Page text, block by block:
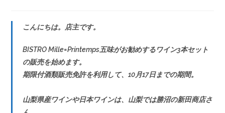
こんにちは。店主です。
BISTRO Mille=Printemps五味がお勧めするワイン3本セット
の販売を始めます。
期限付酒類販売免許を利用して、10月17日までの期間。
山梨県産ワインや日本ワインは、山梨では勝沼の新田商店さ